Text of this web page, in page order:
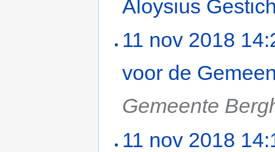
Aloysius
11 nov 2018
voor de
Gemeente
11 nov 2018